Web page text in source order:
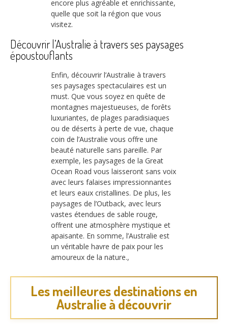
encore plus agréable et enrichissante,
quelle que soit la région que vous
visitez.
Découvrir l’Australie à travers ses paysages
époustouflants
Enfin, découvrir l’Australie à travers
ses paysages spectaculaires est un
must. Que vous soyez en quête de
montagnes majestueuses, de forêts
luxuriantes, de plages paradisiaques
ou de déserts à perte de vue, chaque
coin de l’Australie vous offre une
beauté naturelle sans pareille. Par
exemple, les paysages de la Great
Ocean Road vous laisseront sans voix
avec leurs falaises impressionnantes
et leurs eaux cristallines. De plus, les
paysages de l’Outback, avec leurs
vastes étendues de sable rouge,
offrent une atmosphère mystique et
apaisante. En somme, l’Australie est
un véritable havre de paix pour les
amoureux de la nature.,
Les meilleures destinations en
Australie à découvrir